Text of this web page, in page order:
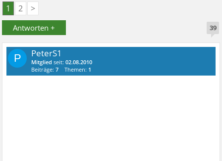
1
2 >
Antworten + 39
P PeterS1
Mitglied seit:02.08.2010
Beiträge:7 Themen: 1